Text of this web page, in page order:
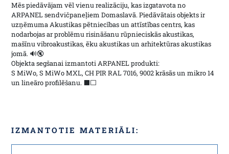
Mēs piedāvājam vēl vienu realizāciju, kas izgatavota no
ARPANEL sendvičpaneļiem Domaslavā. Piedāvātais objekts ir
uzņēmuma Akustikas pētniecības un attīstības centrs, kas
nodarbojas ar problēmu risināšanu rūpnieciskās akustikas,
mašīnu vibroakustikas, ēku akustikas un arhitektūras akustikas
jomā. 🔊🔇
Objekta segšanai izmantoti ARPANEL produkti:
S MiWo, S MiWo MXL, CH PIR RAL 7016, 9002 krāsās un mikro 14
un lineāro profilēšanu. ⬛⬜
IZMANTOTIE MATERIĀLI: